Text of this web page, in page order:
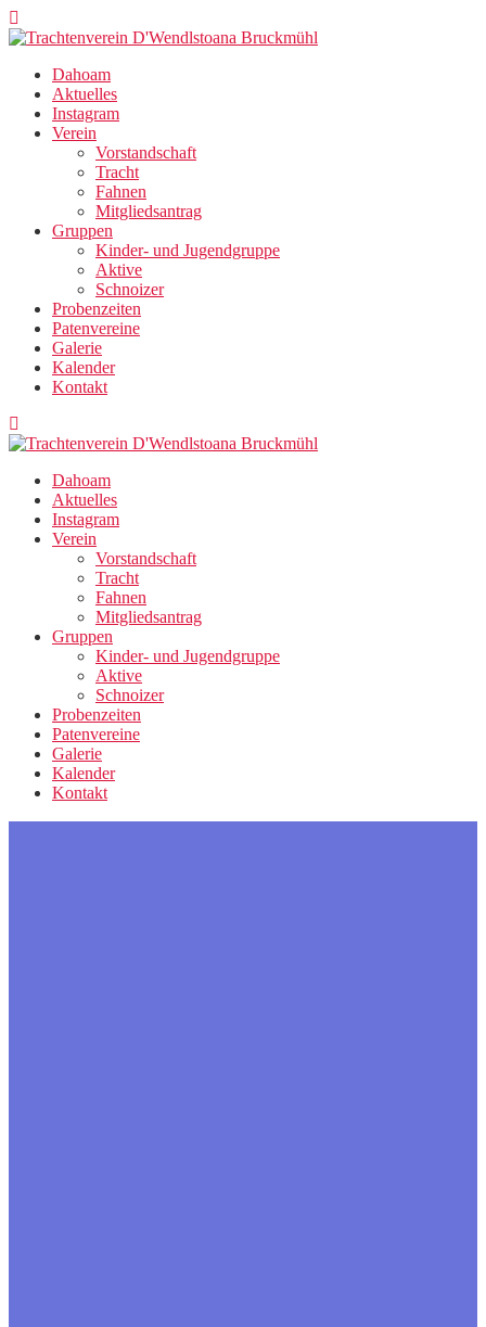
Zum
Inhalt
Dahoam
Aktuelles
Instagram
Verein
Vorstandschaft
Tracht
Fahnen
Mitgliedsantrag
Gruppen
Kinder- und Jugendgruppe
Aktive
Schnoizer
Probenzeiten
Patenvereine
Galerie
Kalender
Kontakt
Dahoam
Aktuelles
Instagram
Verein
Vorstandschaft
Tracht
Fahnen
Mitgliedsantrag
Gruppen
Kinder- und Jugendgruppe
Aktive
Schnoizer
Probenzeiten
Patenvereine
Galerie
Kalender
Kontakt